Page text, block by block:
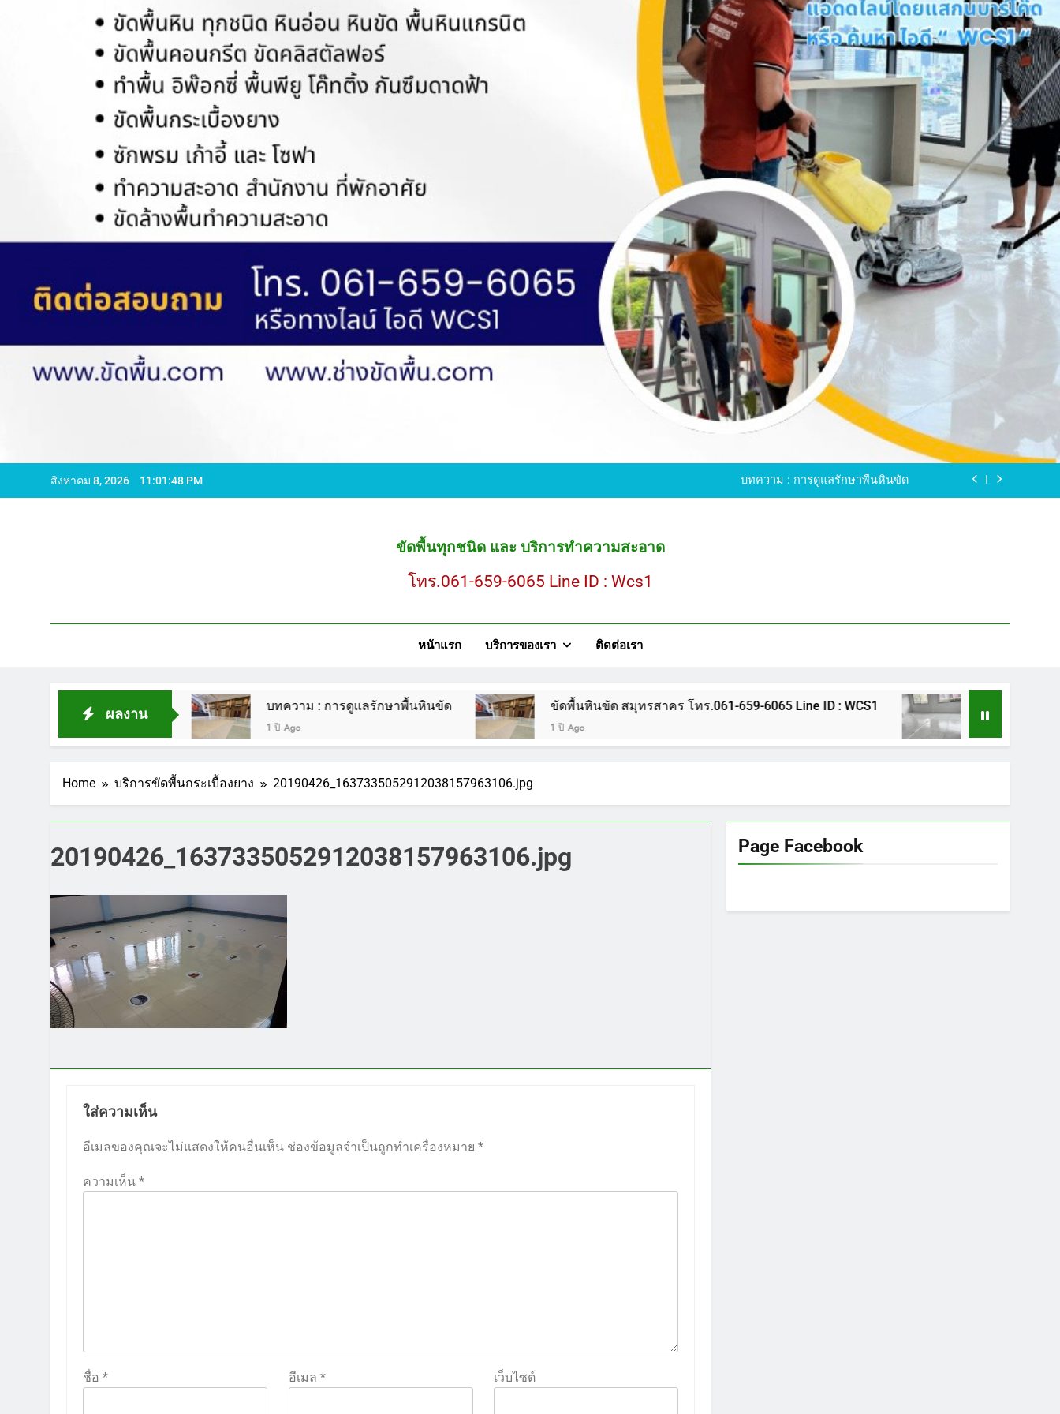
สิงหาคม 8, 2026 11:01:49 PM
ขัดพื้นหินขัด อบต.แหลมบัวนครปฐม
ขัดพื้นหินอ่อน โทร.0616596065 ไลน์ WCS1
บทความ : การดูแลรักษาพื้นหินขัด
ขัดพื้นหินขัด สมุทรสาคร โทร.061-659-6065 Line ID : WCS1
ขัดพื้นทุกชนิด และ บริการทำความสะอาด
โทร.061-659-6065 Line ID : Wcs1
หน้าแรก บริการของเรา ติดต่อเรา
ผลงาน
ไลน์ WCS1 บทความ : การดูแลรักษาพื้นหินขัด
1 ปี Ago
ขัดพื้นหินขัด สมุทรสาคร โทร.061-659-6065 Line ID : WCS1
1 ปี Ago
ขัดพื้นหินขัด อบต.แหลมบัว
1 ปี Ago
Home บริการขัดพื้นกระเบื้องยาง 20190426_1637335052912038157963106.jpg
20190426_1637335052912038157963106.jpg
ใส่ความเห็น
อีเมลของคุณจะไม่แสดงให้คนอื่นเห็น ช่องข้อมูลจำเป็นถูกทำเครื่องหมาย *
ความเห็น *
ชื่อ * อีเมล * เว็บไซต์
Page Facebook